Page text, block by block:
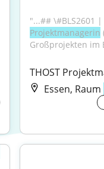
Projektmanagerin
Großprojekten im
THOST
Essen, Raum